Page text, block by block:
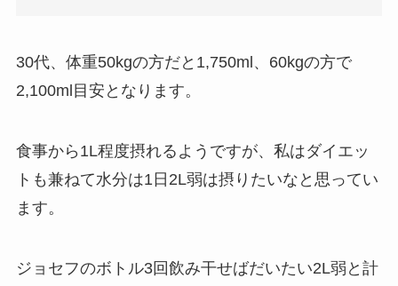
30代、体重50kgの方だと1,750ml、60kgの方で
2,100ml目安となります。
食事から1L程度摂れるようですが、私はダイエッ
トも兼ねて水分は1日2L弱は摂りたいなと思ってい
ます。
ジョセフのボトル3回飲み干せばだいたい2L弱と計